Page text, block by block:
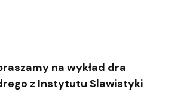
na wykład dra
z Instytutu Slawistyki